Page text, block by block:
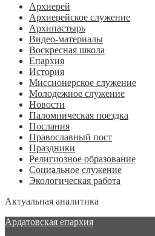
Архиерей
Архиерейское служение
Архипастырь
Видео-материалы
Воскресная школа
Епархия
История
Миссионерское служение
Молодежное служение
Новости
Паломническая поездка
Послания
Православный пост
Праздники
Религиозное образование
Социальное служение
Экологическая работа
Актуальная аналитика
Ардатовская епархия